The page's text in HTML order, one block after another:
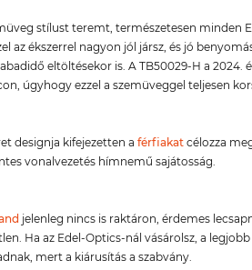
stílust teremt, természetesen minden
az ékszerrel nagyon jól jársz, és jó
eltöltésekor is. A TB50029-H a 2024.
úgyhogy ezzel a szemüveggel teljesen
designja kifejezetten aférfiakat célozza
vonalvezetés hímnemű sajátosság.
jelenleg nincs is raktáron, érdemes
Ha az Edel-Optics-nál vásárolsz, a
mert a kiárusítás a szabvány.